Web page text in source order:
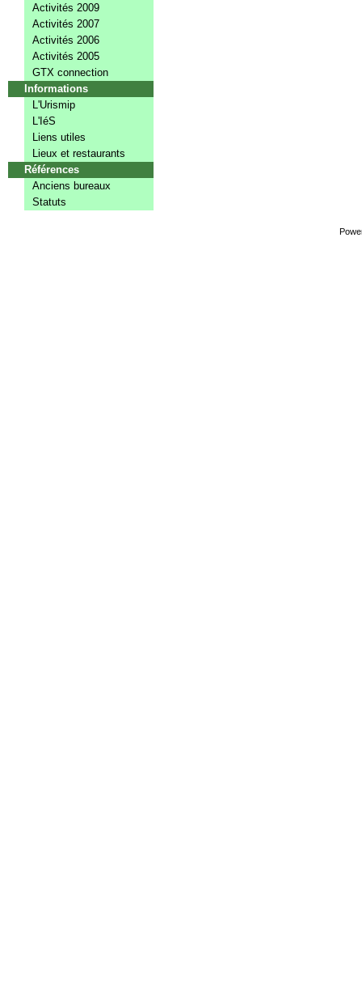
Activités 2009
Activités 2007
Activités 2006
Activités 2005
GTX connection
Informations
L'Urismip
L'IéS
Liens utiles
Lieux et restaurants
Références
Anciens bureaux
Statuts